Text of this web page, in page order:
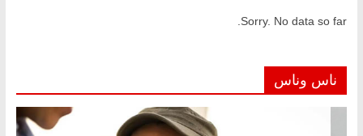
Sorry. No data so far.
ناس وناس